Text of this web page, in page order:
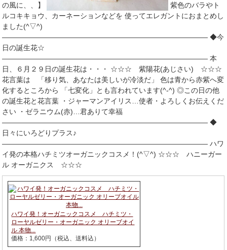
の風に、、】
紫色のバラやト
ルコキキョウ、カーネーションなどを 使ってエレガントにおまとめし
ました(^▽^)
――――――――――――――――――――――――――――― ◆今
日の誕生花☆
――――――――――――――――――――――――――――― 本
日、６月２９日の誕生花は・・・ ☆☆☆ 紫陽花(あじさい) ☆☆☆
花言葉は 「移り気、あなたは美しいが冷淡だ」 色は青から赤紫へ変
化するところから 「七変化」とも言われています(^-^) ◎この日の他
の誕生花と花言葉 ・ジャーマンアイリス…使者・よろしくお伝えくだ
さい ・ゼラニウム(赤)…君ありて幸福
――――――――――――――――――――――――――――― ◆
日々にいろどりプラス♪
――――――――――――――――――――――――――――― ハワ
イ発の本格ハチミツオーガニックコスメ！(^▽^) ☆☆☆ ハニーガー
ル オーガニクス ☆☆☆
ハワイ発！オーガニックコスメ ハチミツ・
ローヤルゼリー・オーガニック オリーブオイ
ル 本物...
価格：1,600円（税込、送料込）